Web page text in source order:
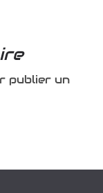
publier un